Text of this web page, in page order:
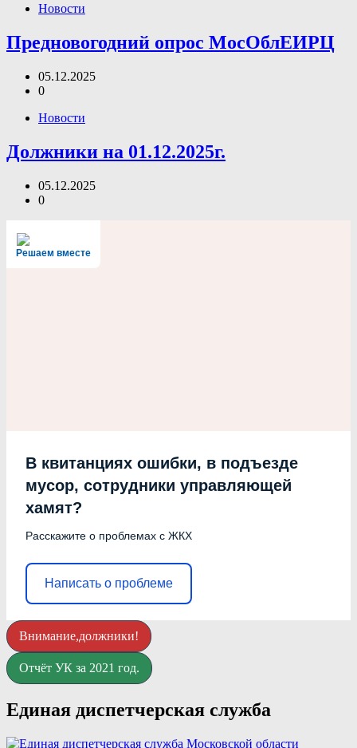
Новости
Предновогодний опрос МосОблЕИРЦ
05.12.2025
0
Новости
Должники на 01.12.2025г.
05.12.2025
0
Решаем вместе
В квитанциях ошибки, в подъезде
мусор, сотрудники управляющей
хамят?
Расскажите о проблемах с ЖКХ
Написать о проблеме
Внимание,должники!
Отчёт УК за 2021 год.
Единая диспетчерская служба